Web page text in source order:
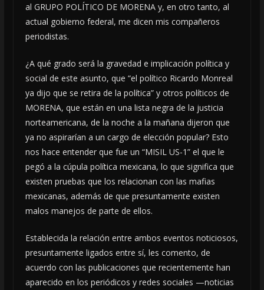
al GRUPO POLÍTICO DE MORENA y, en otro tanto, al
actual gobierno federal, me dicen mis compañeros
periodistas.
¿A qué grado será la gravedad e implicación política y
social de este asunto, que “el político Ricardo Monreal
ya dijo que se retira de la política” y otros políticos de
MORENA, que están en una lista negra de la justicia
norteamericana, de la noche a la mañana dijeron que
ya no aspirarían a un cargo de elección popular? Esto
nos hace entender que fue un “MISIL US-1” el que le
pegó a la cúpula política mexicana, lo que significa que
existen pruebas que los relacionan con las mafias
mexicanas, además de que presuntamente existen
malos manejos de parte de ellos.
Establecida la relación entre ambos eventos noticiosos,
presuntamente ligados entre sí, les comento, de
acuerdo con las publicaciones que recientemente han
aparecido en los periódicos y redes sociales —noticias